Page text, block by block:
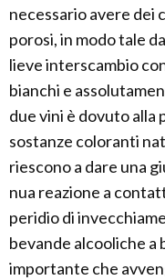
necessario avere dei
porosi, in modo tale
lieve interscambio
bianchi e
due vini è dovuto alla
sostanze coloranti
riescono a dare una
nua reazione a
peridio di
bevande alcooliche a
importante che